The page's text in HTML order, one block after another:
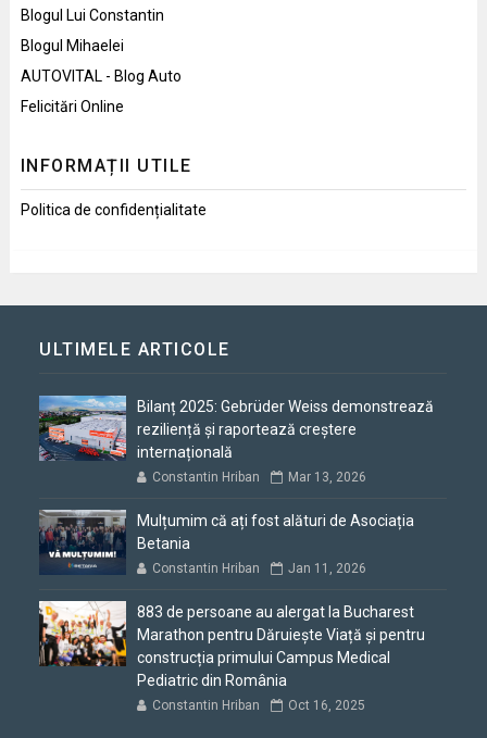
Blogul Lui Constantin
Blogul Mihaelei
AUTOVITAL - Blog Auto
Felicitări Online
INFORMAȚII UTILE
Politica de confidențialitate
ULTIMELE ARTICOLE
Bilanț 2025: Gebrüder Weiss demonstrează
reziliență și raportează creștere
internațională
Constantin Hriban Mar 13, 2026
Mulțumim că ați fost alături de Asociația
Betania
Constantin Hriban Jan 11, 2026
883 de persoane au alergat la Bucharest
Marathon pentru Dăruiește Viață și pentru
construcția primului Campus Medical
Pediatric din România
Constantin Hriban Oct 16, 2025